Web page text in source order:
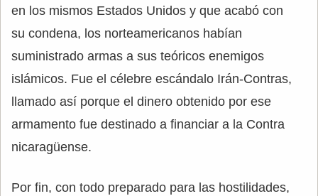
en los mismos Estados Unidos y que acabó con
su condena, los norteamericanos habían
suministrado armas a sus teóricos enemigos
islámicos. Fue el célebre escándalo Irán-Contras,
llamado así porque el dinero obtenido por ese
armamento fue destinado a financiar a la Contra
nicaragüense.
Por fin, con todo preparado para las hostilidades,